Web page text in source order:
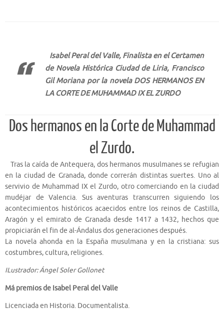
Isabel Peral del Valle, Finalista en el Certamen
de Novela Histórica Ciudad de Liria, Francisco
Gil Moriana por la novela DOS HERMANOS EN
LA CORTE DE MUHAMMAD IX EL ZURDO
Dos hermanos en la Corte de Muhammad
el Zurdo.
Tras la caída de Antequera, dos hermanos musulmanes se refugian
en la ciudad de Granada, donde correrán distintas suertes. Uno al
servivio de Muhammad IX el Zurdo, otro comerciando en la ciudad
mudéjar de Valencia. Sus aventuras transcurren siguiendo los
acontecimientos históricos acaecidos entre los reinos de Castilla,
Aragón y el emirato de Granada desde 1417 a 1432, hechos que
propiciarán el fin de al-Ándalus dos generaciones después.
La novela ahonda en la España musulmana y en la cristiana: sus
costumbres, cultura, religiones.
ILustrador: Ángel Soler Gollonet
Má premios de Isabel Peral del Valle
Licenciada en Historia. Documentalista.